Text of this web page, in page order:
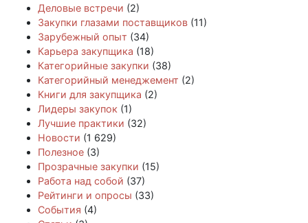
Деловые встречи (2)
Закупки глазами поставщиков (11)
Зарубежный опыт (34)
Карьера закупщика (18)
Категорийные закупки (38)
Категорийный менеджемент (2)
Книги для закупщика (2)
Лидеры закупок (1)
Лучшие практики (32)
Новости (1 629)
Полезное (3)
Прозрачные закупки (15)
Работа над собой (37)
Рейтинги и опросы (33)
События (4)